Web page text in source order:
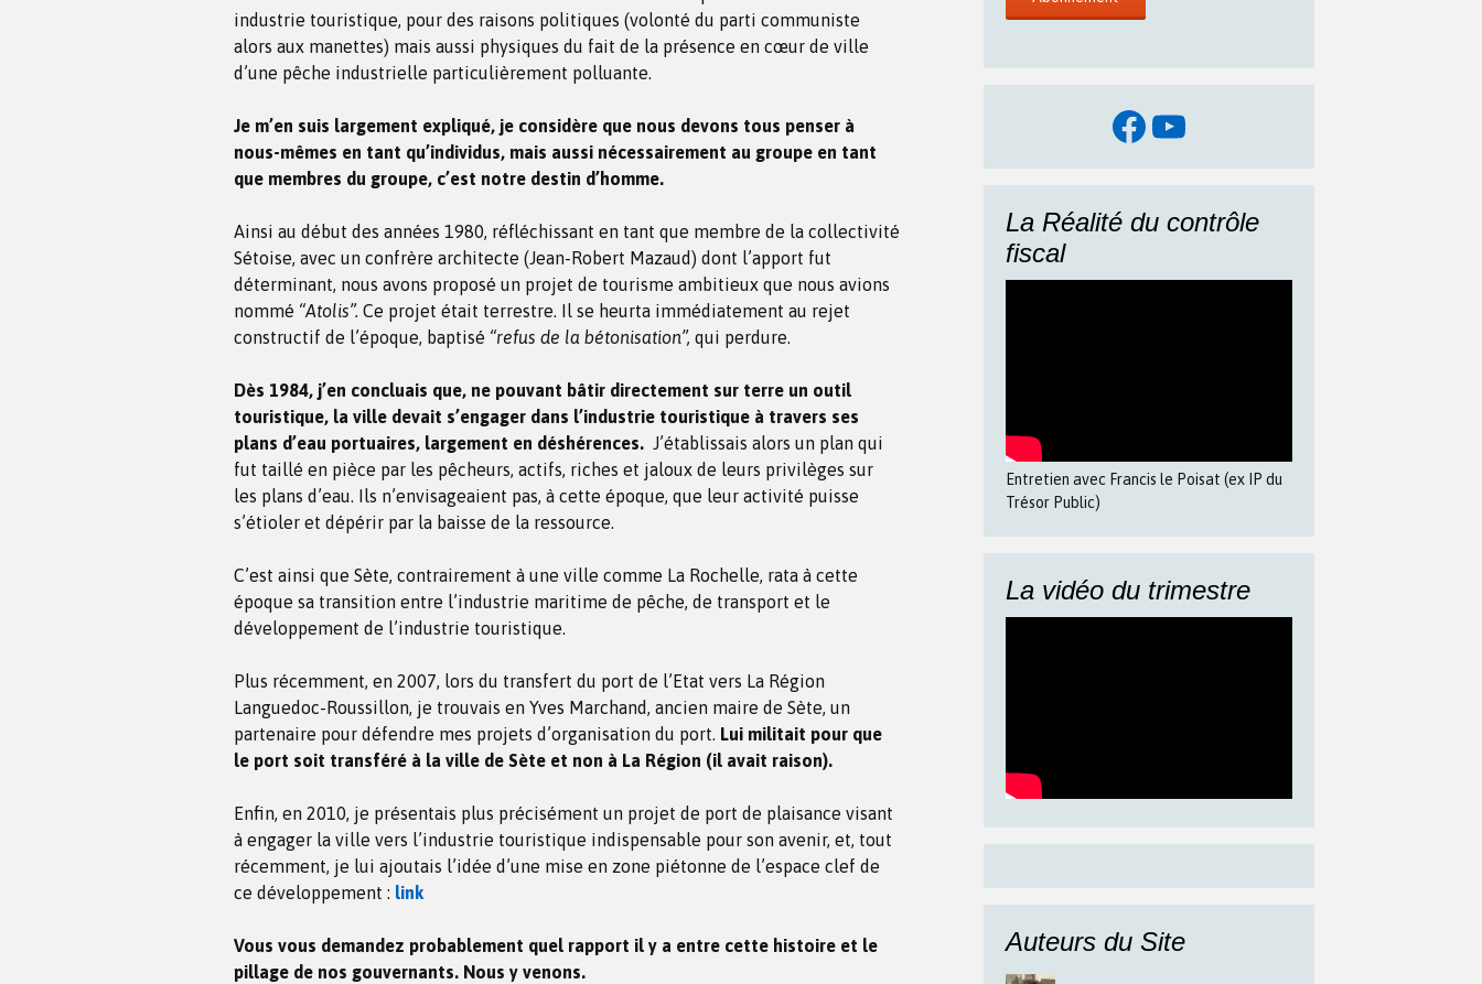
industrie touristique, pour des raisons politiques (volonté du parti communiste
alors aux manettes) mais aussi physiques du fait de la présence en cœur de ville
d’une pêche industrielle particulièrement polluante.
Je m’en suis largement expliqué, je considère que nous devons tous penser à
nous-mêmes en tant qu’individus, mais aussi nécessairement au groupe en tant
que membres du groupe, c’est notre destin d’homme.
Ainsi au début des années 1980, réfléchissant en tant que membre de la collectivité
Sétoise, avec un confrère architecte (Jean-Robert Mazaud) dont l’apport fut
déterminant, nous avons proposé un projet de tourisme ambitieux que nous avions
nommé “Atolis”. Ce projet était terrestre. Il se heurta immédiatement au rejet
constructif de l’époque, baptisé “refus de la bétonisation”, qui perdure.
Dès 1984, j’en concluais que, ne pouvant bâtir directement sur terre un outil
touristique, la ville devait s’engager dans l’industrie touristique à travers ses
plans d’eau portuaires, largement en déshérences. J’établissais alors un plan qui
fut taillé en pièce par les pêcheurs, actifs, riches et jaloux de leurs privilèges sur
les plans d’eau. Ils n’envisageaient pas, à cette époque, que leur activité puisse
s’étioler et dépérir par la baisse de la ressource.
C’est ainsi que Sète, contrairement à une ville comme La Rochelle, rata à cette
époque sa transition entre l’industrie maritime de pêche, de transport et le
développement de l’industrie touristique.
Plus récemment, en 2007, lors du transfert du port de l’Etat vers La Région
Languedoc-Roussillon, je trouvais en Yves Marchand, ancien maire de Sète, un
partenaire pour défendre mes projets d’organisation du port. Lui militait pour que
le port soit transféré à la ville de Sète et non à La Région (il avait raison).
Enfin, en 2010, je présentais plus précisément un projet de port de plaisance visant
à engager la ville vers l’industrie touristique indispensable pour son avenir, et, tout
récemment, je lui ajoutais l’idée d’une mise en zone piétonne de l’espace clef de
ce développement : link
Vous vous demandez probablement quel rapport il y a entre cette histoire et le
pillage de nos gouvernants. Nous y venons.
Facebook
YouTube
La Réalité du contrôle
fiscal
Entretien avec Francis le Poisat (ex IP du
Trésor Public)
La vidéo du trimestre
Auteurs du Site